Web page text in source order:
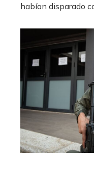
habían disparado